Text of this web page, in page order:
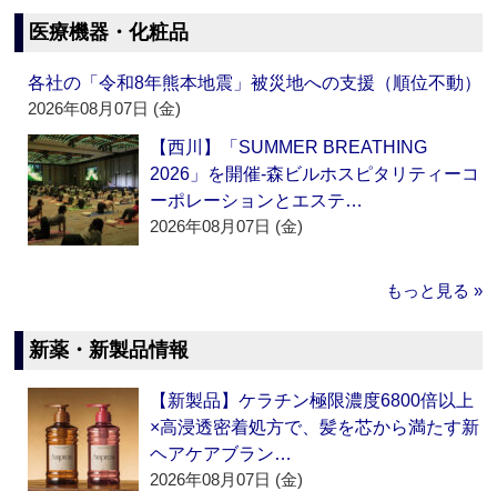
医療機器・化粧品
各社の「令和8年熊本地震」被災地への支援（順位不動）
2026年08月07日 (金)
【西川】「SUMMER BREATHING
2026」を開催‐森ビルホスピタリティーコ
ーポレーションとエステ…
2026年08月07日 (金)
もっと見る »
新薬・新製品情報
【新製品】ケラチン極限濃度6800倍以上
×高浸透密着処方で、髪を芯から満たす新
ヘアケアブラン…
2026年08月07日 (金)